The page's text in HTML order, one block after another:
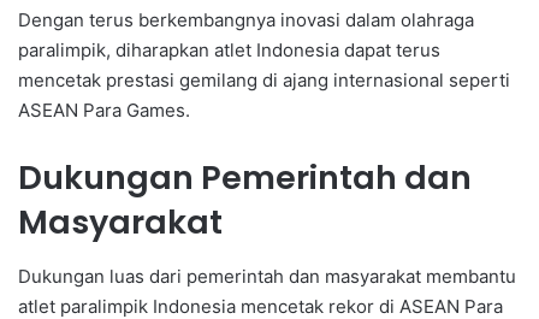
Dengan terus berkembangnya inovasi dalam olahraga
paralimpik, diharapkan atlet Indonesia dapat terus
mencetak prestasi gemilang di ajang internasional seperti
ASEAN Para Games.
Dukungan Pemerintah dan
Masyarakat
Dukungan luas dari pemerintah dan masyarakat membantu
atlet paralimpik Indonesia mencetak rekor di ASEAN Para